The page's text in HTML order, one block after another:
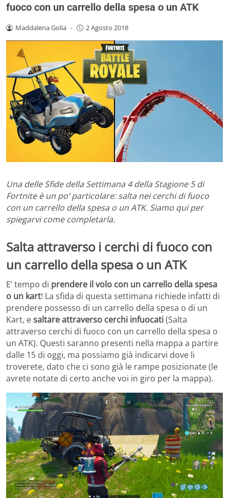
fuoco con un carrello della spesa o un ATK
Maddalena Golia - 2 Agosto 2018
Una delle Sfide della Settimana 4 della Stagione 5 di
Fortnite è un po’ particolare: salta nei cerchi di fuoco
con un carrello della spesa o un ATK. Siamo qui per
spiegarvi come completarla.
Salta attraverso i cerchi di fuoco con
un carrello della spesa o un ATK
E’ tempo di prendere il volo con un carrello della spesa
o un kart! La sfida di questa settimana richiede infatti di
prendere possesso di un carrello della spesa o di un
Kart, esaltare attraverso cerchi infuocati(Salta
attraverso cerchi di fuoco con un carrello della spesa o
un ATK). Questi saranno presenti nella mappa a partire
dalle 15 di oggi, ma possiamo già indicarvi dove li
troverete, dato che ci sono già le rampe posizionate (le
avrete notate di certo anche voi in giro per la mappa).